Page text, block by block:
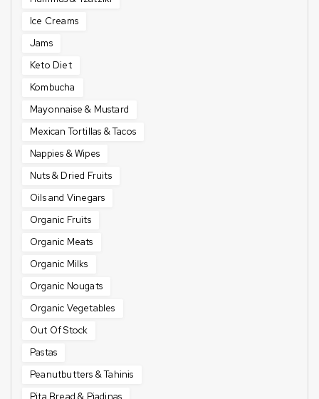
Ice Creams
Jams
Keto Diet
Kombucha
Mayonnaise & Mustard
Mexican Tortillas & Tacos
Nappies & Wipes
Nuts & Dried Fruits
Oils and Vinegars
Organic Fruits
Organic Meats
Organic Milks
Organic Nougats
Organic Vegetables
Out Of Stock
Pastas
Peanutbutters & Tahinis
Pita Bread & Piadinas